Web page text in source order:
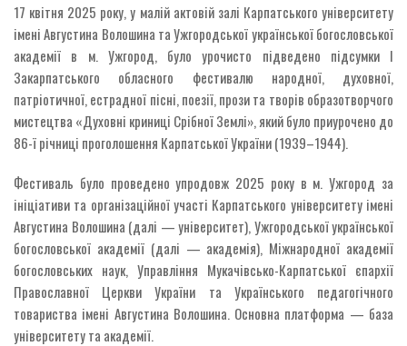
17 квітня 2025 року, у малій актовій залі Карпатського університету
імені Августина Волошина та Ужгородської української богословської
академії в м. Ужгород, було урочисто підведено підсумки І
Закарпатського обласного фестивалю народної, духовної,
патріотичної, естрадної пісні, поезії, прози та творів образотворчого
мистецтва «Духовні криниці Срібної Землі», який було приурочено до
86-ї річниці проголошення Карпатської України (1939–1944).
Фестиваль було проведено упродовж 2025 року в м. Ужгород за
ініціативи та організаційної участі Карпатського університету імені
Августина Волошина (далі — університет), Ужгородської української
богословської академії (далі — академія), Міжнародної академії
богословських наук, Управління Мукачівсько-Карпатської єпархії
Православної Церкви України та Українського педагогічного
товариства імені Августина Волошина. Основна платформа — база
університету та академії.